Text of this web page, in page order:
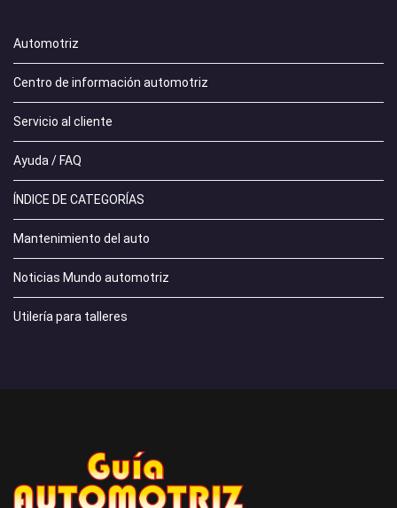
Automotriz
Centro de información automotriz
Servicio al cliente
Ayuda / FAQ
ÍNDICE DE CATEGORÍAS
Mantenimiento del auto
Noticias Mundo automotriz
Utilería para talleres